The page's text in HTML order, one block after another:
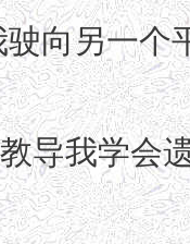
向另一个
导我学会